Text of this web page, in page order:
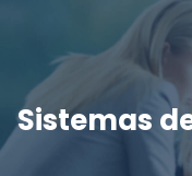
Sistemas